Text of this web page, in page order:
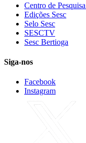
Centro de
Edições Sesc
Selo Sesc
SESCTV
Sesc Bertioga
Siga-nos
Facebook
Instagram